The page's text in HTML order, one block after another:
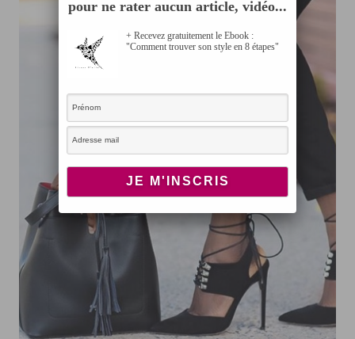
pour ne rater aucun article, vidéo...
+ Recevez gratuitement le Ebook :
"Comment trouver son style en 8 étapes"